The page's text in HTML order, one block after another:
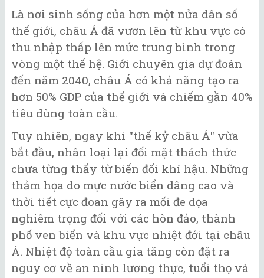
Là nơi sinh sống của hơn một nửa dân số
thế giới, châu Á đã vươn lên từ khu vực có
thu nhập thấp lên mức trung bình trong
vòng một thế hệ. Giới chuyên gia dự đoán
đến năm 2040, châu Á có khả năng tạo ra
hơn 50% GDP của thế giới và chiếm gần 40%
tiêu dùng toàn cầu.
Tuy nhiên, ngay khi "thế kỷ châu Á" vừa
bắt đầu, nhân loại lại đối mặt thách thức
chưa từng thấy từ biến đổi khí hậu. Những
thảm họa do mực nước biển dâng cao và
thời tiết cực đoan gây ra mối đe dọa
nghiêm trọng đối với các hòn đảo, thành
phố ven biển và khu vực nhiệt đới tại châu
Á. Nhiệt độ toàn cầu gia tăng còn đặt ra
nguy cơ về an ninh lương thực, tuổi thọ và